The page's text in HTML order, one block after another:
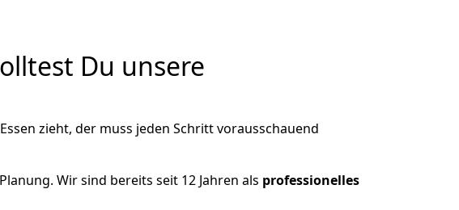
Du unsere
zieht, der muss jeden Schritt vorausschauend
Wir sind bereits seit 12 Jahren als professionelles